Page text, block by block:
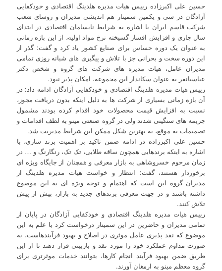
حسین علی اکبرزاده رییس هیات مدیره هلدینگ اقتصادی و خودکفایی
آزادگان در سی و یکمین سمینار هم اندیشی مدیران و روسای شعب
شرکت قاسم ایران با اشاره به شرایط نابسامان اقتصادی در ابتدای
سال جاری و افزایش افسار گسیخته نرخ مواد اولیه، از این بازه زمانی
به عنوان یک دوره حساس برای صنایع کشور یاد کرد و گفت: گذر از
این دوره سخت و بحرانی جز با تلاش و پیگیری های شبانه روزی تمامی
مدیران عامل، هیات مدیره های شرکت های گروه و شخص دکتر
عباسیانفر به عنوان سکاندار این مجموعه، امکان پذیر نبود.
رییس هیات مدیره هلدینگ اقتصادی و خودکفایی آزادگان ادامه داد: در
آن بازه زمانی بسیاری از شرکت ها به دلیل اینکه بدون دریافت مجوز،
نسبت به افزایش قیمت محصولات خود اقدام کرده بودند مشمول
جریمه های سنگینی شدند ولی در گروه صنعتی مینو به لطف اقدامات و
تصمیمات به موقع، به بهترین شکل ممکن این شرایط مدیریت شد.
حسین علی اکبرزاده در ادامه ضمن تاکید بر اهمیت برند سازی، با
اشاره به اینکه برندهایی همچون ساقه طلایی، تک تک، رنگارنگ و … در
زمان مرحوم خسروشاهی به بازار معرفی و همچنان از جایگاه ویژه ای
برخوردار هستند، گفت: انتظار و خواست هیات مدیره هلدینگ از
مدیران گروه این است که اهتمام و توجه ویژه ای به این موضوع
داشته باشند و در جهت معرفی برندهای جدید به بازار، بیش از پیش
تلاش کنند.
رییس هیات مدیره هلدینگ اقتصادی و خودکفایی آزادگان در پایان از
تمامی مدیران و حاضرین در این سمینار درخواست کرد با علم به این
موضوع که نقد پذیری عامل موثری در اصلاح و بهبود فرآیندهاست، به
صورت مداوم عملکرد خود را مورد نقد و بازبینی قرار دهند تا از این
طریق ضمن بهبود فرآیند انجام کارها، بتوانند خدمات موثرتری برای
گروه معظم مینو به ارمغان آورند.